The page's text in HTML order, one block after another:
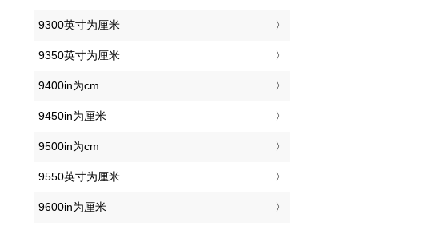
9300英寸为厘米
9350英寸为厘米
9400in为cm
9450in为厘米
9500in为cm
9550英寸为厘米
9600in为厘米